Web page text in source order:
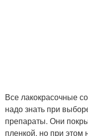
Все лакокрасочные
надо знать при
препараты. Они
пленкой, но при этом